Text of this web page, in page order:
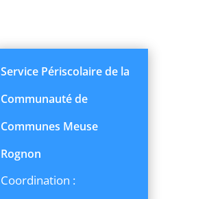
Service Périscolaire de la
Communauté de
Communes Meuse
Rognon
Coordination :